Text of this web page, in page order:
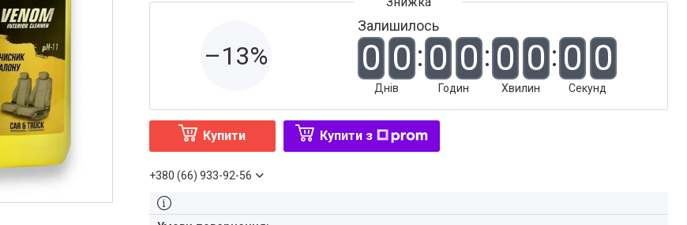
–13%
Залишилось
0 0
Днів
0 0
Годин
0 0
Хвилин
0 0
Секунд
Купити Купити з
+380 (66) 933-92-56